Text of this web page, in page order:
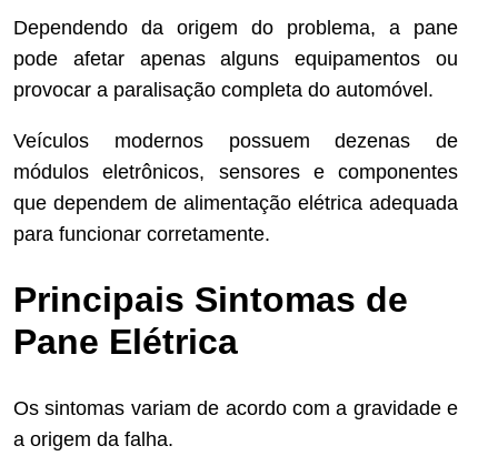
Dependendo da origem do problema, a pane
pode afetar apenas alguns equipamentos ou
provocar a paralisação completa do automóvel.
Veículos modernos possuem dezenas de
módulos eletrônicos, sensores e componentes
que dependem de alimentação elétrica adequada
para funcionar corretamente.
Principais Sintomas de
Pane Elétrica
Os sintomas variam de acordo com a gravidade e
a origem da falha.